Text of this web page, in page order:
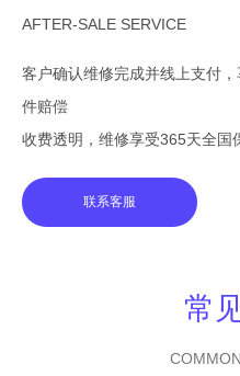
AFTER-SALE SERVICE
客户确认维修完成并线上支付
件赔偿
收费透明，维修享受365天全国
联系客服
常